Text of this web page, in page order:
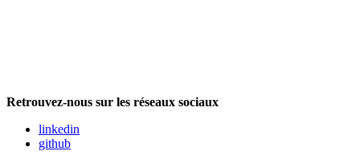
Retrouvez-nous sur les réseaux sociaux
linkedin
github